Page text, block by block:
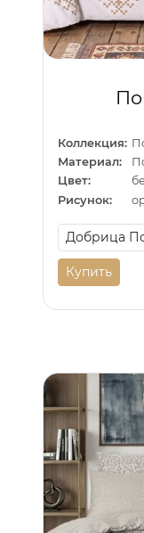
Коллекция:
Материал:
Цвет:
Рисунок:
Купить